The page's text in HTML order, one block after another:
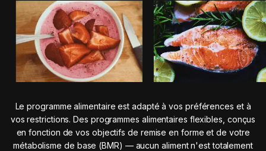
Le programme alimentaire est adapté à vos préférences et à
vos restrictions. Des programmes alimentaires flexibles, conçus
en fonction de vos objectifs de remise en forme et de votre
métabolisme de base (BMR) — aucun aliment n'est totalement